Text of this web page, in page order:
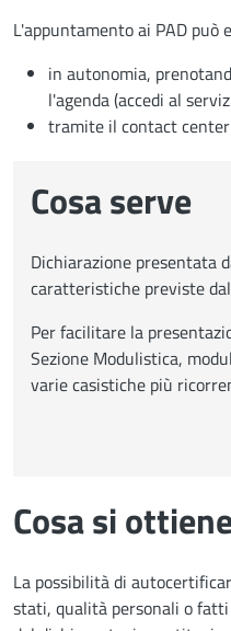
L'appuntamento ai PAD può
in autonomia,
l'agenda (accedi al
tramite il contact
Cosa serve
Dichiarazione presentata
caratteristiche previste
Per facilitare la
Sezione Modulistica,
varie casistiche più
Cosa si
La possibilità di
stati, qualità personali o